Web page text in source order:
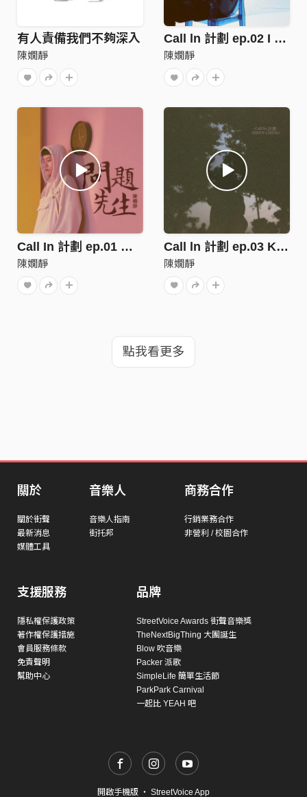
有人責備我們不夠深入
陳嫺靜
Call ln 計劃 ep.02 I Wanna Be
陳嫺靜
Call In 計劃 ep.01 問題先生
陳嫺靜
Call ln 計劃 ep.03 Keep Up
陳嫺靜
點我看更多
關於
關於街聲
最新消息
媒體工具
音樂人
音樂人指南
街托邦
商務合作
行銷業務合作
非營利 / 校園合作
支援服務
隱私權保護政策
著作權保護措施
會員服務條款
免責聲明
幫助中心
品牌
StreetVoice Awards 街聲音樂獎
TheNextBigThing 大團誕生
Blow 吹音樂
Packer 派歌
SimpleLife 簡單生活節
ParkPark Carnival
一起比 YEAH 吧
開啟手機版 ・ StreetVoice App